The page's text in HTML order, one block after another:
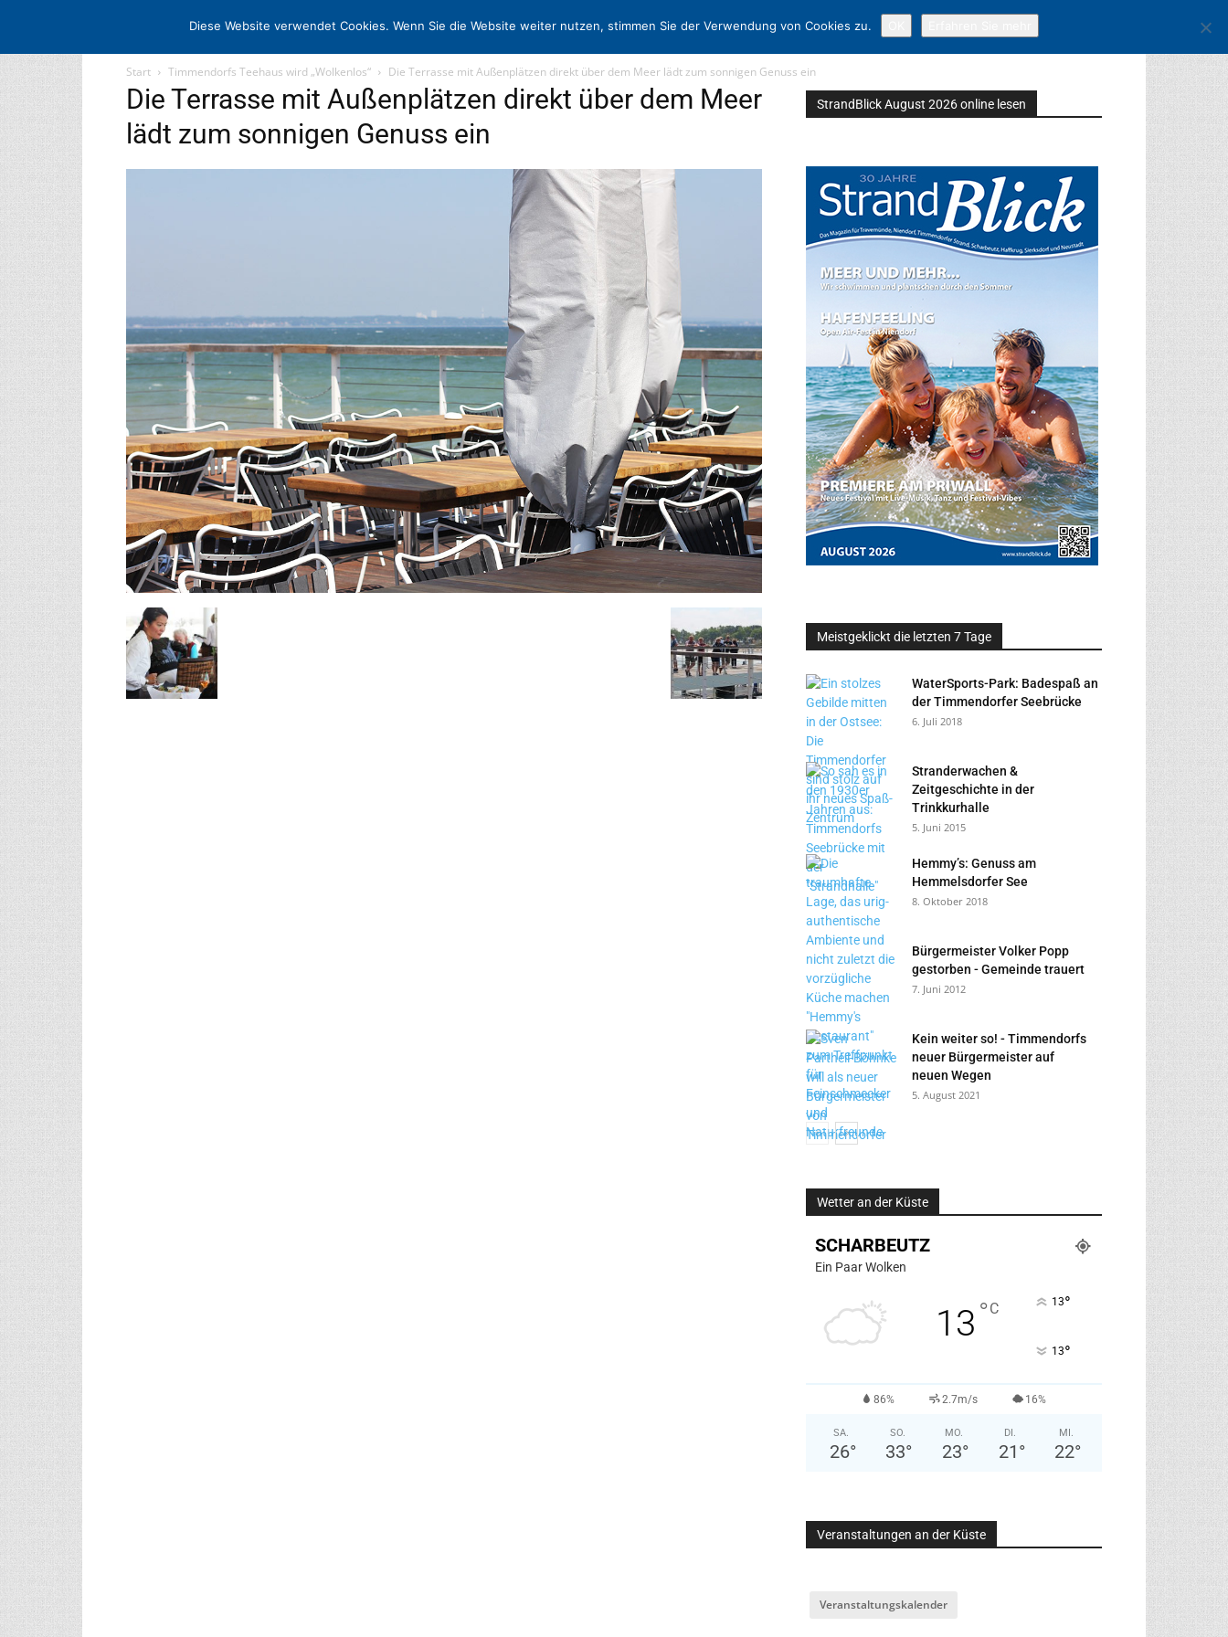
STARTSEITE ARCHIV MEDIADATEN KONTAKT
Start Timmendorfs Teehaus wird „Wolkenlos“ Die Terrasse mit Außenplätzen direkt über dem Meer lädt zum sonnigen Genuss ein
Die Terrasse mit Außenplätzen direkt über dem Meer
lädt zum sonnigen Genuss ein
StrandBlick August 2026 online lesen
Meistgeklickt die letzten 7 Tage
WaterSports-Park: Badespaß an
der Timmendorfer Seebrücke
6. Juli 2018
Stranderwachen &
Zeitgeschichte in der
Trinkkurhalle
5. Juni 2015
Hemmy’s: Genuss am
Hemmelsdorfer See
8. Oktober 2018
Bürgermeister Volker Popp
gestorben - Gemeinde trauert
7. Juni 2012
Kein weiter so! - Timmendorfs
neuer Bürgermeister auf
neuen Wegen
5. August 2021
Wetter an der Küste
SCHARBEUTZ
Ein Paar Wolken
13 °C 13°
13°
86% 2.7m/s 16%
SA.
26°
SO.
33°
MO.
23°
DI.
21 °
MI.
22°
Veranstaltungen an der Küste
Veranstaltungskalender
Diese Website verwendet Cookies. Wenn Sie die Website weiter nutzen, stimmen Sie der Verwendung von Cookies zu.